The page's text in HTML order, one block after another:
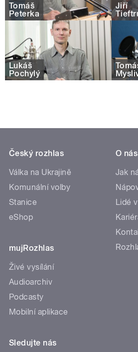
Tomáš
Peterka
Jiří
Lukáš
Pochylý
Český rozhlas
Válka na Ukrajině
Komunální volby
Stanice
eShop
mujRozhlas
Živé vysílání
Audioarchiv
Podcasty
Mobilní aplikace
O nás
Jak
Lidé
Sledujte nás